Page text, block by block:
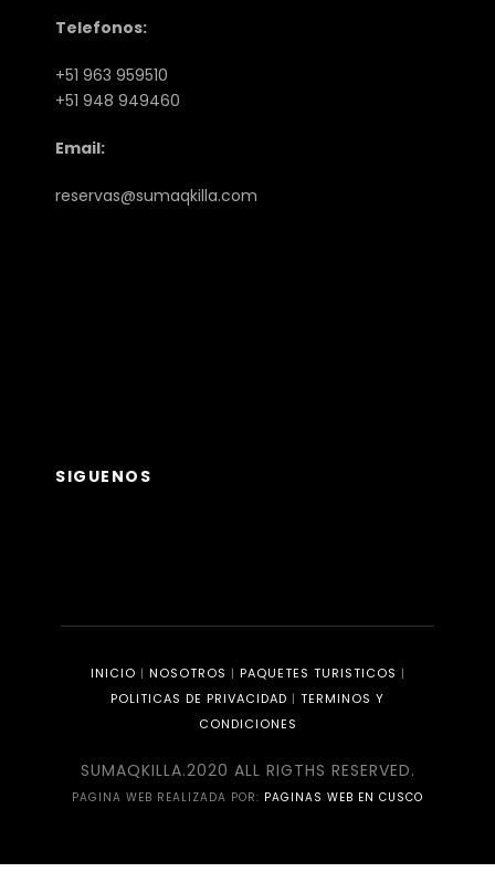
Telefonos:
+51 963 959510
+51 948 949460
Email:
reservas@sumaqkilla.com
SIGUENOS
INICIO | NOSOTROS | PAQUETES TURISTICOS |
POLITICAS DE PRIVACIDAD | TERMINOS Y
CONDICIONES
SUMAQKILLA.2020 ALL RIGTHS RESERVED.
PAGINA WEB REALIZADA POR: PAGINAS WEB EN CUSCO